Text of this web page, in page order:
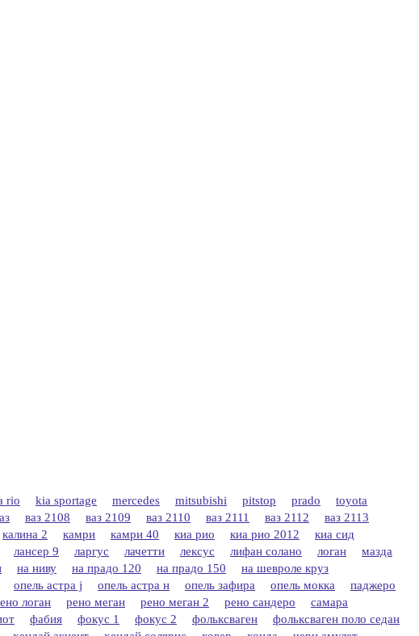
rio kia sportage mercedes mitsubishi pitstop prado
toyota
ваз 2108 ваз 2109 ваз 2110 ваз 2111 ваз 2112
ваз 2113
калина 2 камри камри 40 киа рио киа рио 2012
киа сид
лансер 9 ларгус лачетти лексус лифан солано логан
мазда
на ниву на прадо 120 на прадо 150
на шевроле круз
опель астра j опель астра н опель зафира опель мокка
паджеро
логан рено меган рено меган 2 рено сандеро
самара
фабия фокус 1 фокус 2 фольксваген
фольксваген поло седан